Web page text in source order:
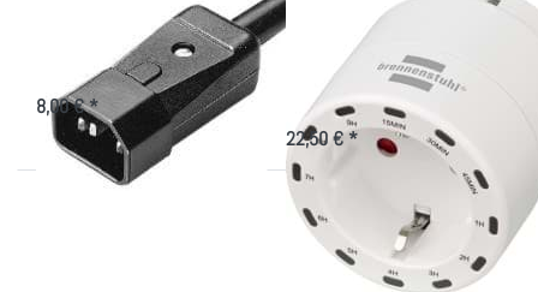
Stecker IEC 10A
IEC-Stecker 10A für den USV-
8,00 € *
Countdown-Timer für
Ladeschränke
9-Stunden-Countdown-
Schaltsteckdose
22,50 € *
Drücken Sie
ENTER für mehr
Optionen zu
Versenkbarer
Stromanschluss